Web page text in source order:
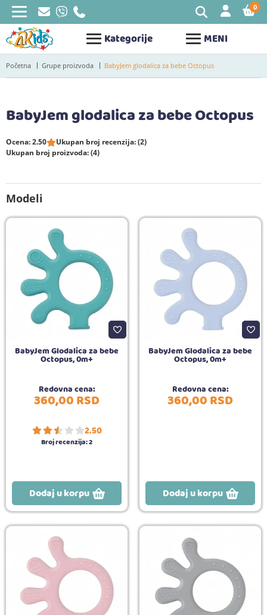
Kategorije MENI
0
Početna Grupe proizvoda BabyJem glodalica za bebe Octopus
BabyJem glodalica za bebe Octopus
Ocena: 2.50
Ukupan broj recenzija: (2)
Ukupan broj proizvoda: (4)
Modeli
BabyJem Glodalica za bebe
Octopus, 0m+
Redovna cena:
360,00RSD
2.50
Broj recenzija:2
Dodaj u korpu
BabyJem Glodalica za bebe
Octopus, 0m+
Redovna cena:
360,00RSD
Dodaj u korpu